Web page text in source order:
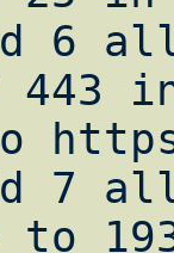
6
443
7
to